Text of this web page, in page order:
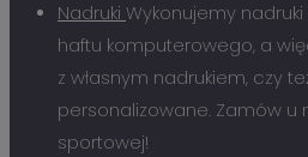
Nadruki Wykonujemy
haftu komputerowego, a
z własnym nadrukiem, czy
personalizowane. Zamów u
sportowej!